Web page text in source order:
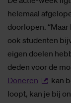
helemaal
doorlopen.
ook studenten
eigen doelen
deden voor de
Doneren
kan
loopt, kan je bij